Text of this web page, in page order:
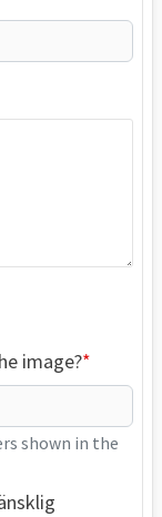
image?
shown in the